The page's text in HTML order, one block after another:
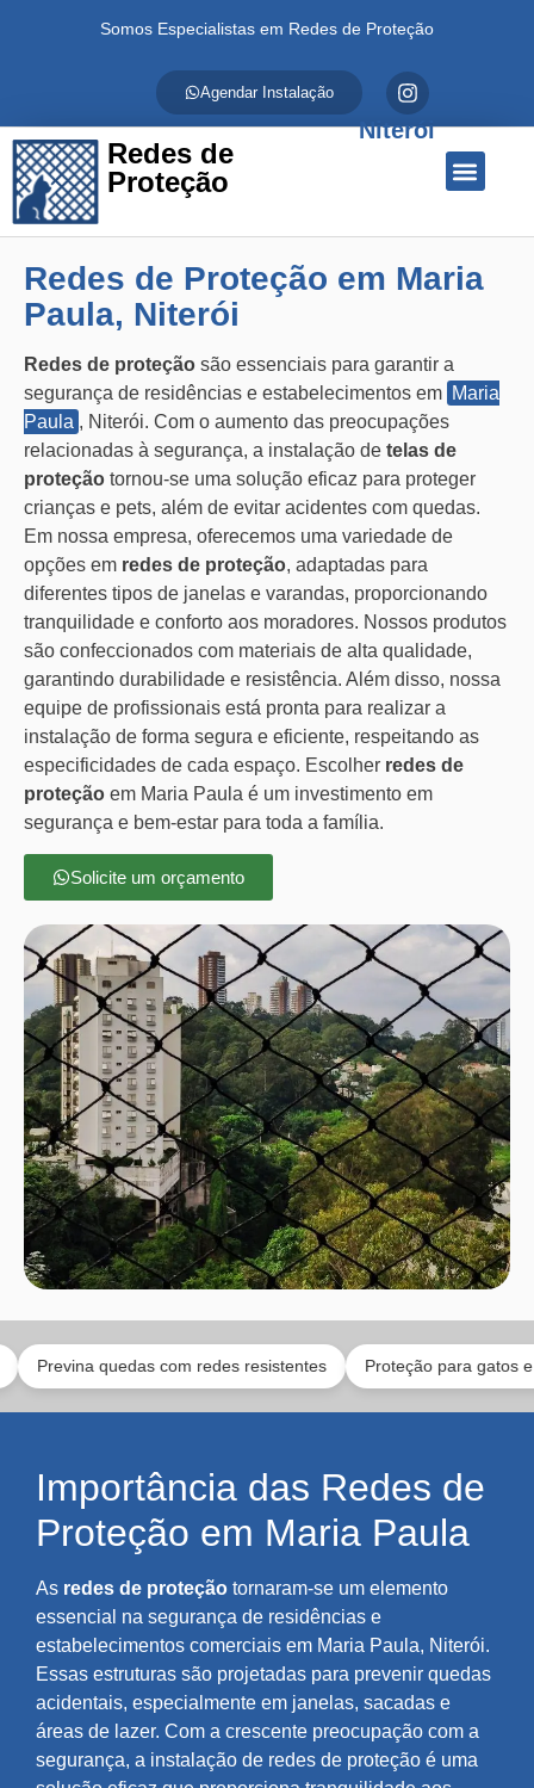
Somos Especialistas em Redes de Proteção
Agendar Instalação
Redes de
Proteção
Niterói
Redes de Proteção em Maria
Paula, Niterói
Redes de proteção são essenciais para garantir a
segurança de residências e estabelecimentos em Maria
Paula , Niterói. Com o aumento das preocupações
relacionadas à segurança, a instalação de telas de
proteção tornou-se uma solução eficaz para proteger
crianças e pets, além de evitar acidentes com quedas.
Em nossa empresa, oferecemos uma variedade de
opções em redes de proteção, adaptadas para
diferentes tipos de janelas e varandas, proporcionando
tranquilidade e conforto aos moradores. Nossos produtos
são confeccionados com materiais de alta qualidade,
garantindo durabilidade e resistência. Além disso, nossa
equipe de profissionais está pronta para realizar a
instalação de forma segura e eficiente, respeitando as
especificidades de cada espaço. Escolher redes de
proteção em Maria Paula é um investimento em
segurança e bem-estar para toda a família.
Solicite um orçamento
quedas com redes resistentes Proteção para gatos e crianças
Importância das Redes de
Proteção em Maria Paula
As redes de proteção tornaram-se um elemento
essencial na segurança de residências e
estabelecimentos comerciais em Maria Paula, Niterói.
Essas estruturas são projetadas para prevenir quedas
acidentais, especialmente em janelas, sacadas e
áreas de lazer. Com a crescente preocupação com a
segurança, a instalação de redes de proteção é uma